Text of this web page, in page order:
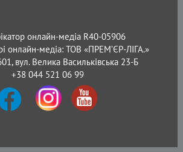
онлайн-медіа R40-05906
онлайн-медіа: ТОВ «ПРЕМ’ЄР-ЛІГА.»
вул. Велика Васильківська 23-Б
+38 044 521 06 99